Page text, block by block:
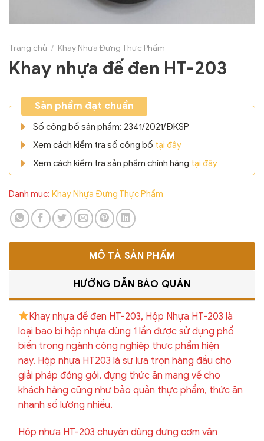
Trang chủ / Khay Nhựa Đựng Thực Phẩm
Khay nhựa đế đen HT-203
Sản phẩm đạt chuẩn
Số công bố sản phẩm: 2341/2021/ĐKSP
Xem cách kiểm tra số công bố tại đây
Xem cách kiểm tra sản phẩm chính hãng tại đây
Danh mục: Khay Nhựa Đựng Thực Phẩm
MÔ TẢ SẢN PHẨM
HƯỚNG DẪN BẢO QUẢN
Khay nhựa đế đen HT-203, Hộp Nhựa HT-203 là
loại bao bì hộp nhựa dùng 1 lần được sử dụng phổ
biến trong ngành công nghiệp thực phẩm hiện
nay. Hộp nhựa HT203 là sự lựa trọn hàng đầu cho
giải pháp đóng gói, đựng thức ăn mang về cho
khách hàng cũng như bảo quản thực phẩm, thức ăn
nhanh số lượng nhiều.
Hộp nhựa HT-203 chuyên dùng đựng cơm văn